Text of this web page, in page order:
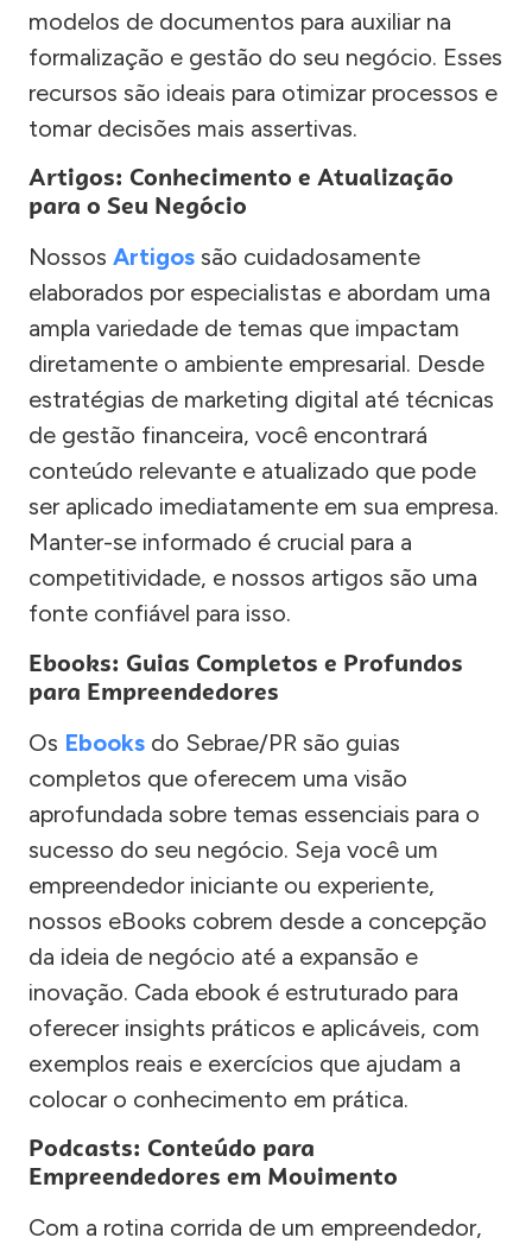
modelos de documentos para auxiliar na
formalização e gestão do seu negócio. Esses
recursos são ideais para otimizar processos e
tomar decisões mais assertivas.
Artigos: Conhecimento e Atualização
para o Seu Negócio
Nossos Artigos são cuidadosamente
elaborados por especialistas e abordam uma
ampla variedade de temas que impactam
diretamente o ambiente empresarial. Desde
estratégias de marketing digital até técnicas
de gestão financeira, você encontrará
conteúdo relevante e atualizado que pode
ser aplicado imediatamente em sua empresa.
Manter-se informado é crucial para a
competitividade, e nossos artigos são uma
fonte confiável para isso.
Ebooks: Guias Completos e Profundos
para Empreendedores
Os Ebooks do Sebrae/PR são guias
completos que oferecem uma visão
aprofundada sobre temas essenciais para o
sucesso do seu negócio. Seja você um
empreendedor iniciante ou experiente,
nossos eBooks cobrem desde a concepção
da ideia de negócio até a expansão e
inovação. Cada ebook é estruturado para
oferecer insights práticos e aplicáveis, com
exemplos reais e exercícios que ajudam a
colocar o conhecimento em prática.
Podcasts: Conteúdo para
Empreendedores em Movimento
Com a rotina corrida de um empreendedor,